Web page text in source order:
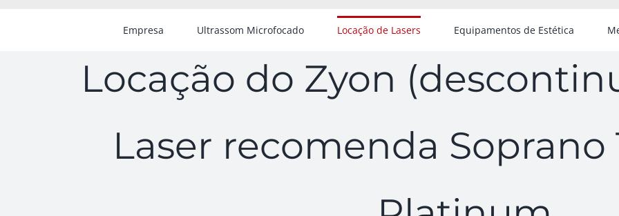
Empresa Ultrassom Microfocado Locação de Lasers Equipamentos de Estética
Locação do Zyon
Laser recomenda